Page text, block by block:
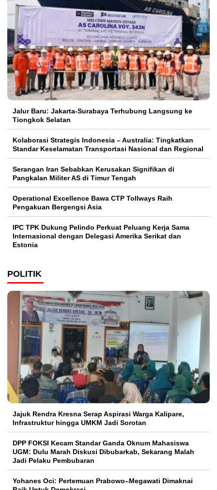
Jalur Baru: Jakarta-Surabaya Terhubung Langsung ke
Tiongkok Selatan
Kolaborasi Strategis Indonesia – Australia: Tingkatkan
Standar Keselamatan Transportasi Nasional dan Regional
Serangan Iran Sebabkan Kerusakan Signifikan di
Pangkalan Militer AS di Timur Tengah
Operational Excellence Bawa CTP Tollways Raih
Pengakuan Bergengsi Asia
IPC TPK Dukung Pelindo Perkuat Peluang Kerja Sama
Internasional dengan Delegasi Amerika Serikat dan
Estonia
POLITIK
Jajuk Rendra Kresna Serap Aspirasi Warga Kalipare,
Infrastruktur hingga UMKM Jadi Sorotan
DPP FOKSI Kecam Standar Ganda Oknum Mahasiswa
UGM: Dulu Marah Diskusi Dibubarkab, Sekarang Malah
Jadi Pelaku Pembubaran
Yohanes Oci: Pertemuan Prabowo–Megawati Dimaknai